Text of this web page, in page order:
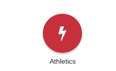
Athletics